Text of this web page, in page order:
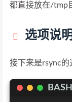
都直接放在/tmp
选项说
接下来是rsync的
BASH